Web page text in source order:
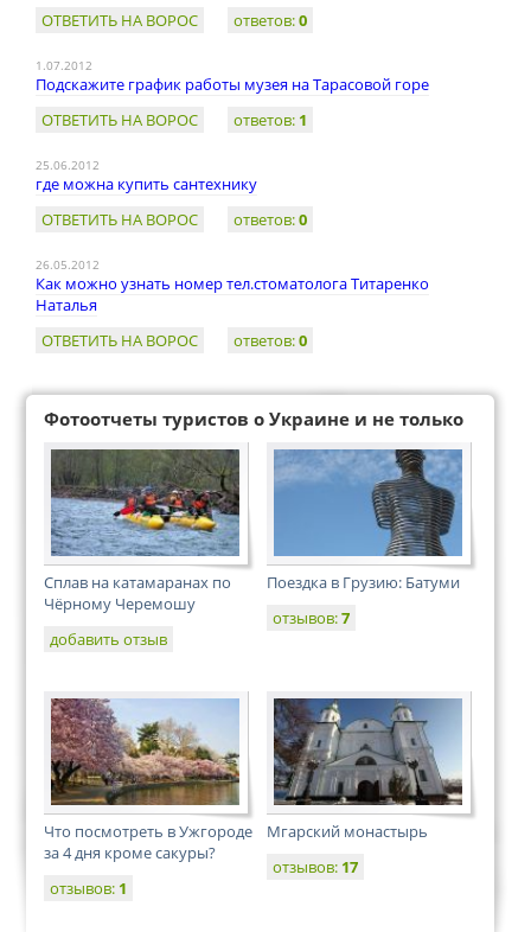
ОТВЕТИТЬ НА ВОРОС
ответов:0
1.07.2012
Подскажите график работы музея на Тарасовой горе
ОТВЕТИТЬ НА ВОРОС
ответов: 1
25.06.2012
где можна купить сантехнику
ОТВЕТИТЬ НА ВОРОС
ответов:0
26.05.2012
Как можно узнать номер тел.стоматолога Титаренко
Наталья
ОТВЕТИТЬ НА ВОРОС
ответов:0
Фотоотчеты туристов о Украине и не только
Сплав на катамаранах по
Чёрному Черемошу
добавить отзыв
Поездка в Грузию: Батуми
отзывов:7
Что посмотреть в Ужгороде
за 4 дня кроме сакуры?
отзывов: 1
Мгарский монастырь
отзывов: 17